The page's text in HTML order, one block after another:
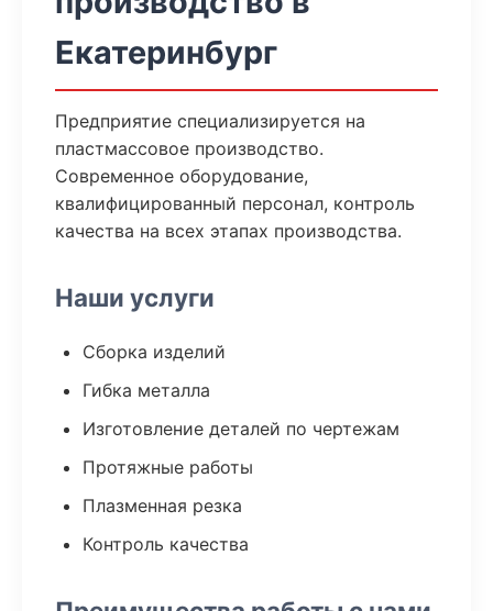
Екатеринбург
Предприятие специализируется на
пластмассовое производство.
Современное оборудование,
квалифицированный персонал, контроль
качества на всех этапах производства.
Наши услуги
Сборка изделий
Гибка металла
Изготовление деталей по чертежам
Протяжные работы
Плазменная резка
Контроль качества